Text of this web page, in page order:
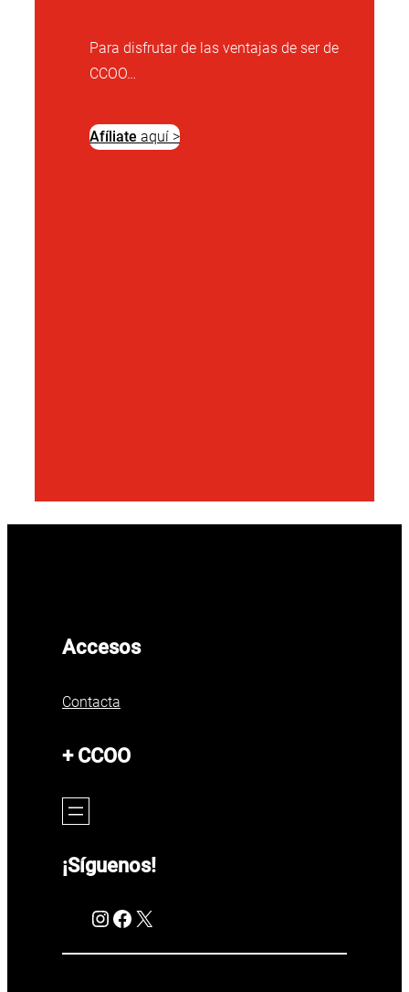
Para disfrutar de las ventajas de ser de
CCOO…
Afíliate aquí >
Accesos
Contacta
+ CCOO
¡Síguenos!
Instagram Facebook X